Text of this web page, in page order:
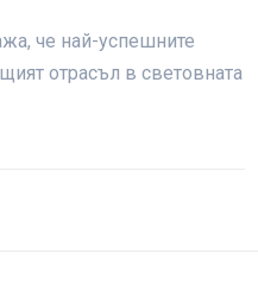
че най-успешните
отрасъл в световната